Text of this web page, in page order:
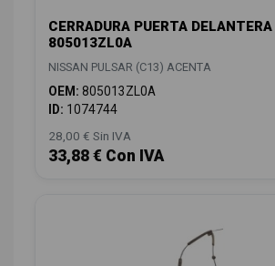
CERRADURA PUERTA
805013ZL0A
NISSAN PULSAR (C13) ACENTA
OEM: 805013ZL0A
ID: 1074744
28,00 € Sin IVA
33,88 € Con IVA